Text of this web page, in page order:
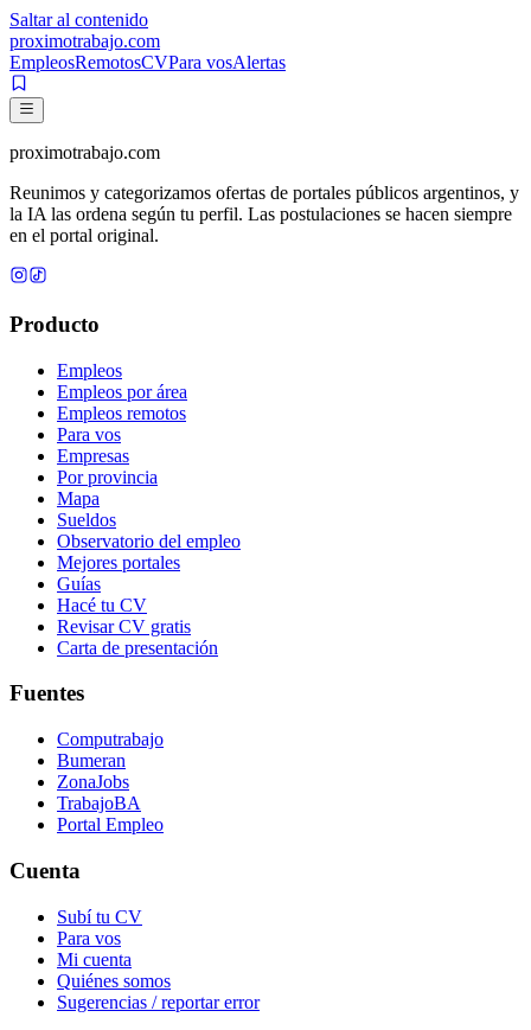
Saltar al contenido
proximotrabajo.com
EmpleosRemotosCVPara vosAlertas
proximotrabajo.com
Reunimos y categorizamos ofertas de portales públicos argentinos, y
la IA las ordena según tu perfil. Las postulaciones se hacen siempre
en el portal original.
Producto
Empleos
Empleos por área
Empleos remotos
Para vos
Empresas
Por provincia
Mapa
Sueldos
Observatorio del empleo
Mejores portales
Guías
Hacé tu CV
Revisar CV gratis
Carta de presentación
Fuentes
Computrabajo
Bumeran
ZonaJobs
TrabajoBA
Portal Empleo
Cuenta
Subí tu CV
Para vos
Mi cuenta
Quiénes somos
Sugerencias / reportar error